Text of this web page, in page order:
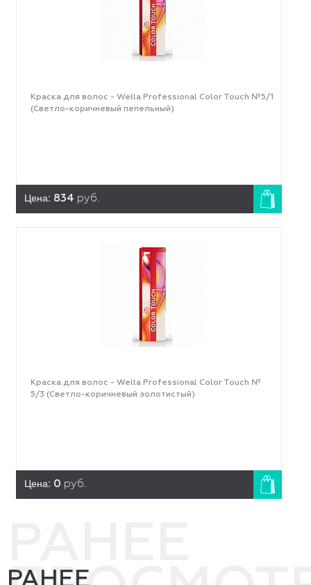
Краска для волос - Wella Professional Color Touch №5/1
(Светло-коричневый пепельный)
Цена: 834 руб.
Краска для волос - Wella Professional Color Touch №
5/3 (Светло-коричневый золотистый)
Цена: 0 руб.